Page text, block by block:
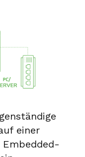
einer